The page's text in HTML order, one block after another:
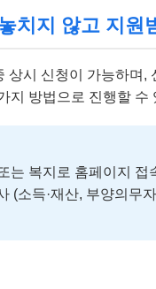
치지 않고 지원
상시 신청이 가능하며,
지 방법으로 진행할 수
는 복지로 홈페이지
(소득·재산, 부양의무